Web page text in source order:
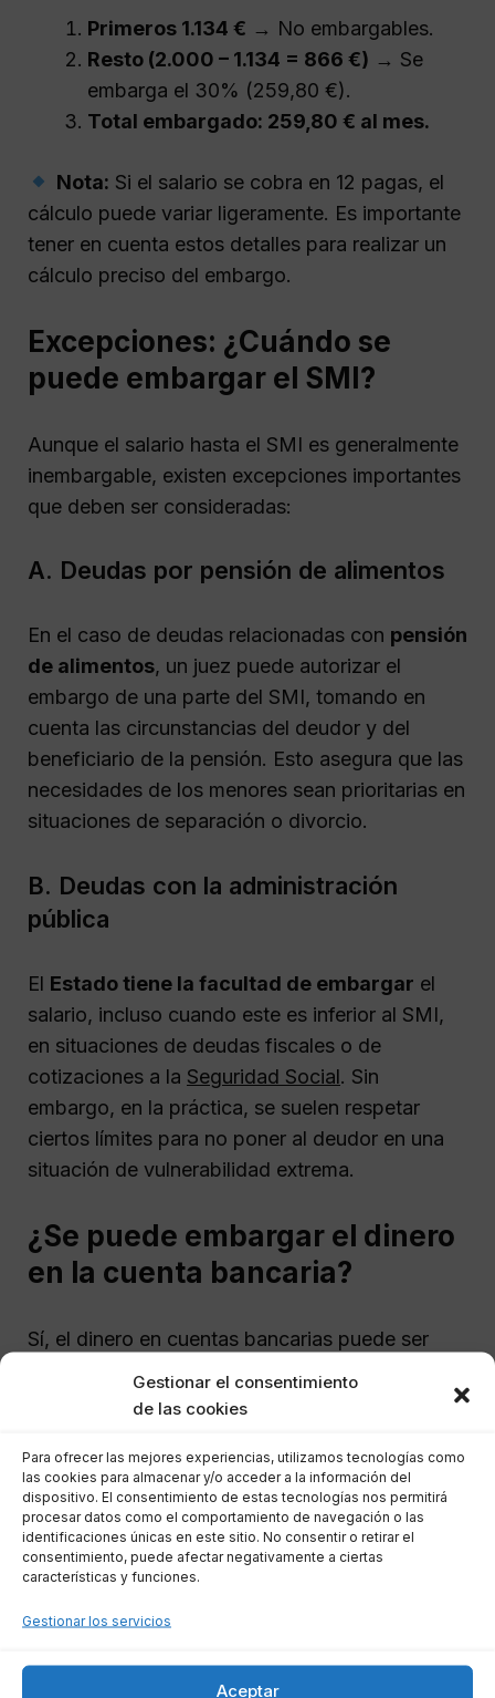
Gestionar el consentimiento
de las cookies
Para ofrecer las mejores experiencias, utilizamos tecnologías como
las cookies para almacenar y/o acceder a la información del
dispositivo. El consentimiento de estas tecnologías nos permitirá
procesar datos como el comportamiento de navegación o las
identificaciones únicas en este sitio. No consentir o retirar el
consentimiento, puede afectar negativamente a ciertas
características y funciones.
Gestionar los servicios
Aceptar
Primeros 1.134 € → No embargables.
Resto (2.000 – 1.134 = 866 €) → Se
embarga el 30% (259,80 €).
Total embargado: 259,80 € al mes.
Nota: Si el salario se cobra en 12 pagas, el
cálculo puede variar ligeramente. Es importante
tener en cuenta estos detalles para realizar un
cálculo preciso del embargo.
Excepciones: ¿Cuándo se
puede embargar el SMI?
Aunque el salario hasta el SMI es generalmente
inembargable, existen excepciones importantes
que deben ser consideradas:
A. Deudas por pensión de alimentos
En el caso de deudas relacionadas con pensión
de alimentos, un juez puede autorizar el
embargo de una parte del SMI, tomando en
cuenta las circunstancias del deudor y del
beneficiario de la pensión. Esto asegura que las
necesidades de los menores sean prioritarias en
situaciones de separación o divorcio.
B. Deudas con la administración
pública
El Estado tiene la facultad de embargar el
salario, incluso cuando este es inferior al SMI,
en situaciones de deudas fiscales o de
cotizaciones a la Seguridad Social. Sin
embargo, en la práctica, se suelen respetar
ciertos límites para no poner al deudor en una
situación de vulnerabilidad extrema.
¿Se puede embargar el dinero
en la cuenta bancaria?
Sí, el dinero en cuentas bancarias puede ser
fondos provienen del salario,
implica que hasta 1.134 euros en la cuenta no
pueden ser embargados.
Ejemplo:Si hay2.500 euros en la cuenta y
el titular recibe un salario de 1.200 euros al mes,
solo podría embargarse la cantidad que exceda
trabajador de quedar sin recursos.